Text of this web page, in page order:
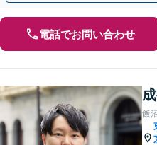
電話でお問い合わせ
飯